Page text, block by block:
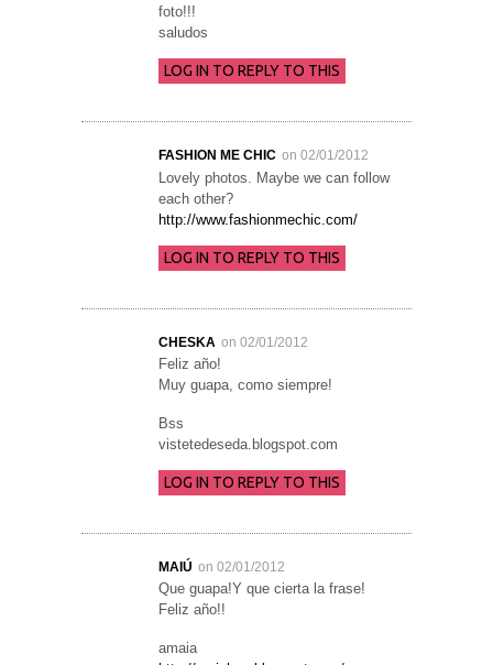
foto!!!
saludos
LOG IN TO REPLY TO THIS
FASHION ME CHIC on 02/01/2012
Lovely photos. Maybe we can follow
each other?
http://www.fashionmechic.com/
LOG IN TO REPLY TO THIS
CHESKA on 02/01/2012
Feliz año!
Muy guapa, como siempre!
Bss
vistetedeseda.blogspot.com
LOG IN TO REPLY TO THIS
MAIÚ on 02/01/2012
Que guapa!Y que cierta la frase!
Feliz año!!
amaia